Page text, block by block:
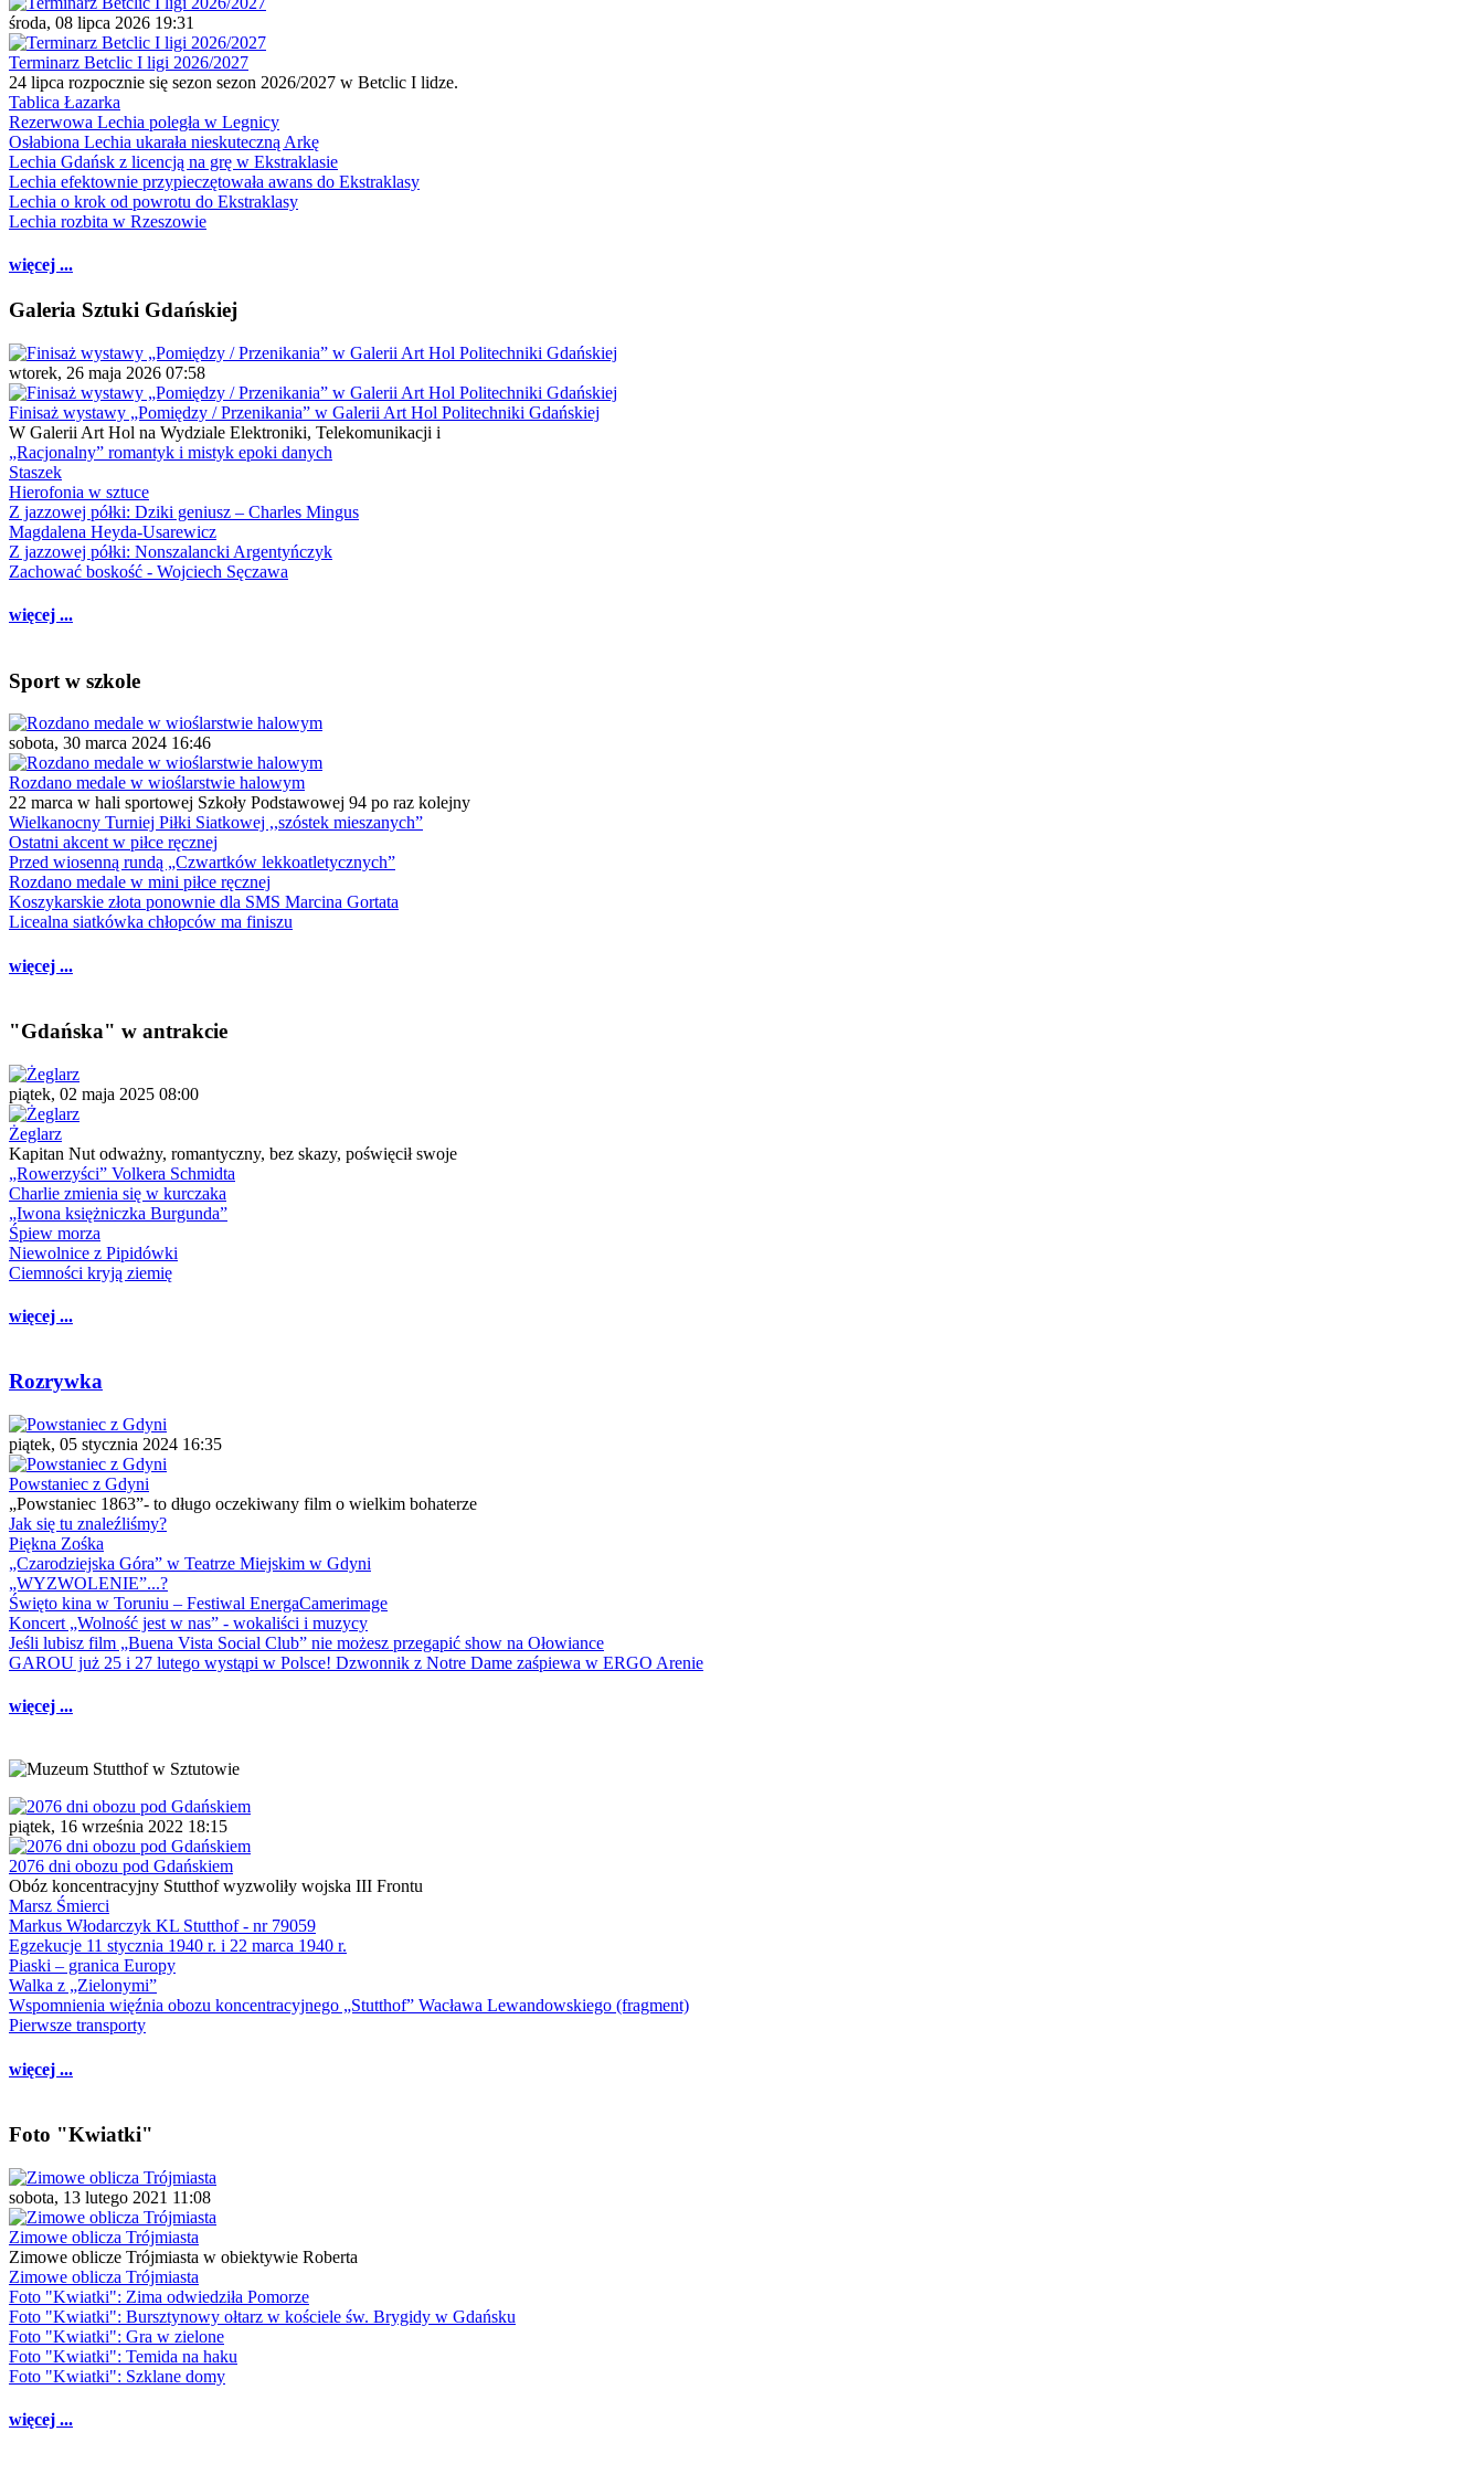
środa, 08 lipca 2026 19:31
Terminarz Betclic I ligi 2026/2027
24 lipca rozpocznie się sezon sezon 2026/2027 w Betclic I lidze.
Tablica Łazarka
Rezerwowa Lechia poległa w Legnicy
Osłabiona Lechia ukarała nieskuteczną Arkę
Lechia Gdańsk z licencją na grę w Ekstraklasie
Lechia efektownie przypieczętowała awans do Ekstraklasy
Lechia o krok od powrotu do Ekstraklasy
Lechia rozbita w Rzeszowie
więcej ...
Galeria Sztuki Gdańskiej
wtorek, 26 maja 2026 07:58
Finisaż wystawy „Pomiędzy / Przenikania” w Galerii Art Hol Politechniki Gdańskiej
W Galerii Art Hol na Wydziale Elektroniki, Telekomunikacji i
„Racjonalny” romantyk i mistyk epoki danych
Staszek
Hierofonia w sztuce
Z jazzowej półki: Dziki geniusz – Charles Mingus
Magdalena Heyda-Usarewicz
Z jazzowej półki: Nonszalancki Argentyńczyk
Zachować boskość - Wojciech Sęczawa
więcej ...
Sport w szkole
sobota, 30 marca 2024 16:46
Rozdano medale w wioślarstwie halowym
22 marca w hali sportowej Szkoły Podstawowej 94 po raz kolejny
Wielkanocny Turniej Piłki Siatkowej ,,szóstek mieszanych”
Ostatni akcent w piłce ręcznej
Przed wiosenną rundą „Czwartków lekkoatletycznych”
Rozdano medale w mini piłce ręcznej
Koszykarskie złota ponownie dla SMS Marcina Gortata
Licealna siatkówka chłopców ma finiszu
więcej ...
"Gdańska" w antrakcie
piątek, 02 maja 2025 08:00
Żeglarz
Kapitan Nut odważny, romantyczny, bez skazy, poświęcił swoje
„Rowerzyści” Volkera Schmidta
Charlie zmienia się w kurczaka
„Iwona księżniczka Burgunda”
Śpiew morza
Niewolnice z Pipidówki
Ciemności kryją ziemię
więcej ...
Rozrywka
piątek, 05 stycznia 2024 16:35
Powstaniec z Gdyni
„Powstaniec 1863”- to długo oczekiwany film o wielkim bohaterze
Jak się tu znaleźliśmy?
Piękna Zośka
„Czarodziejska Góra” w Teatrze Miejskim w Gdyni
„WYZWOLENIE”...?
Święto kina w Toruniu – Festiwal EnergaCamerimage
Koncert „Wolność jest w nas” - wokaliści i muzycy
Jeśli lubisz film „Buena Vista Social Club” nie możesz przegapić show na Ołowiance
GAROU już 25 i 27 lutego wystąpi w Polsce! Dzwonnik z Notre Dame zaśpiewa w ERGO Arenie
więcej ...
piątek, 16 września 2022 18:15
2076 dni obozu pod Gdańskiem
Obóz koncentracyjny Stutthof wyzwoliły wojska III Frontu
Marsz Śmierci
Markus Włodarczyk KL Stutthof - nr 79059
Egzekucje 11 stycznia 1940 r. i 22 marca 1940 r.
Piaski – granica Europy
Walka z „Zielonymi”
Wspomnienia więźnia obozu koncentracyjnego „Stutthof” Wacława Lewandowskiego (fragment)
Pierwsze transporty
więcej ...
Foto "Kwiatki"
sobota, 13 lutego 2021 11:08
Zimowe oblicza Trójmiasta
Zimowe oblicze Trójmiasta w obiektywie Roberta
Zimowe oblicza Trójmiasta
Foto "Kwiatki": Zima odwiedziła Pomorze
Foto "Kwiatki": Bursztynowy ołtarz w kościele św. Brygidy w Gdańsku
Foto "Kwiatki": Gra w zielone
Foto "Kwiatki": Temida na haku
Foto "Kwiatki": Szklane domy
więcej ...